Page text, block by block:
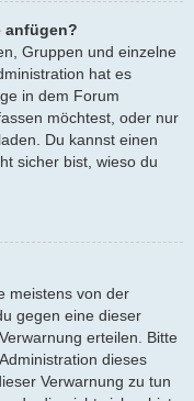
anfügen?
Gruppen und einzelne
hat es
in dem Forum
möchtest, oder nur
Du kannst einen
sicher bist, wieso du
meistens von der
gegen eine dieser
erteilen. Bitte
dieses
Verwarnung zu tun